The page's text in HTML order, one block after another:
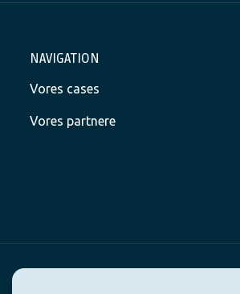
NAVIGATION
Vores cases
Vores partnere